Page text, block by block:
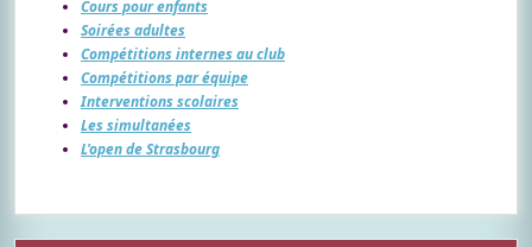
Cours pour enfants
Soirées adultes
Compétitions internes au club
Compétitions par équipe
Interventions scolaires
Les simultanées
L'open de Strasbourg